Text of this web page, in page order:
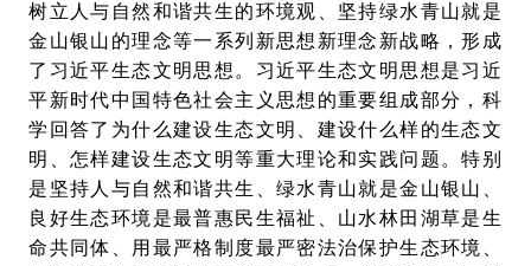
树立人与自然和谐共生的环境观、坚持绿水青山就是
金山银山的理念等一系列新思想新理念新战略，形成
了习近平生态文明思想。习近平生态文明思想是习近
平新时代中国特色社会主义思想的重要组成部分，科
学回答了为什么建设生态文明、建设什么样的生态文
明、怎样建设生态文明等重大理论和实践问题。特别
是坚持人与自然和谐共生、绿水青山就是金山银山、
良好生态环境是最普惠民生福祉、山水林田湖草是生
命共同体、用最严格制度最严密法治保护生态环境、